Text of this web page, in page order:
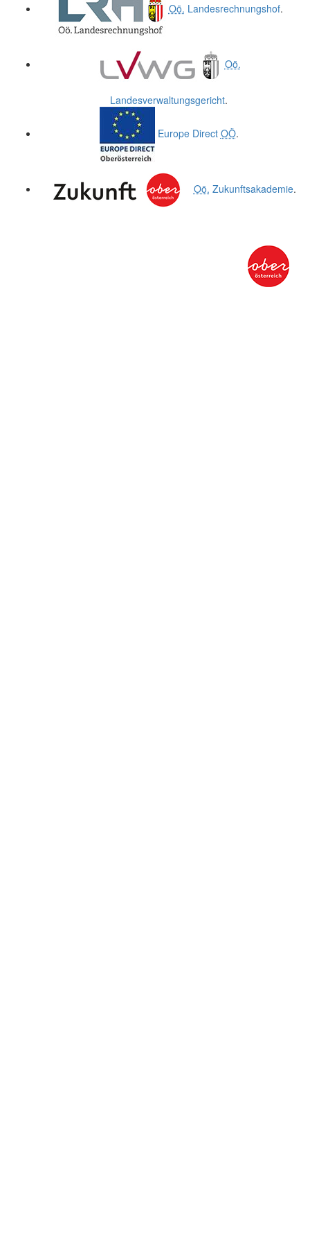
Oö. Landesrechnungshof.
Oö.
Landesverwaltungsgericht.
Europe Direct OÖ.
Oö. Zukunftsakademie.